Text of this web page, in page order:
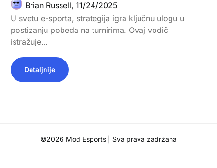
Brian Russell,11/24/2025
U svetu e-sporta, strategija igra ključnu ulogu u
postizanju pobeda na turnirima. Ovaj vodič
istražuje…
Detaljnije
©2026 Mod Esports | Sva prava zadržana